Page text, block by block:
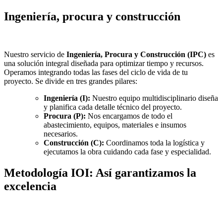
Ingeniería, procura y construcción
Nuestro servicio de Ingeniería, Procura y Construcción (IPC) es
una solución integral diseñada para optimizar tiempo y recursos.
Operamos integrando todas las fases del ciclo de vida de tu
proyecto. Se divide en tres grandes pilares:
Ingeniería (I): Nuestro equipo multidisciplinario diseña
y planifica cada detalle técnico del proyecto.
Procura (P): Nos encargamos de todo el
abastecimiento, equipos, materiales e insumos
necesarios.
Construcción (C): Coordinamos toda la logística y
ejecutamos la obra cuidando cada fase y especialidad.
Metodología IOI: Así garantizamos la
excelencia